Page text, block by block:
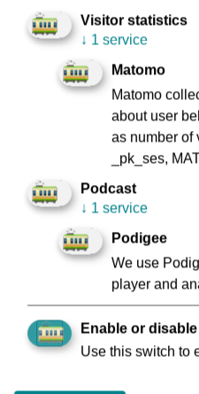
Arbeiten zur
Diese Arbeiten sind nun
Haltestelle mit
Betrieb gehen konnte.
Contact
Visitor statistics
↓ 1 service
Matomo
Matomo
about user
as number of
_pk_ses,
Podcast
↓ 1 service
Podigee
We use
player and
Enable or
Use this switch to